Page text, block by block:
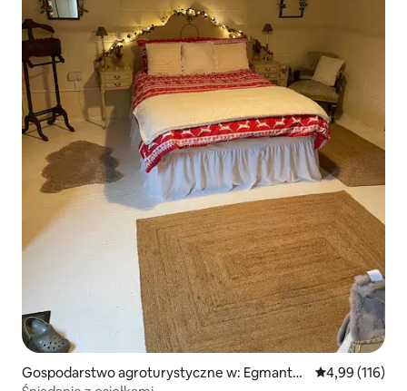
Gospodarstwo agroturystyczne w: Egmanto
Średnia
4,99 (116)